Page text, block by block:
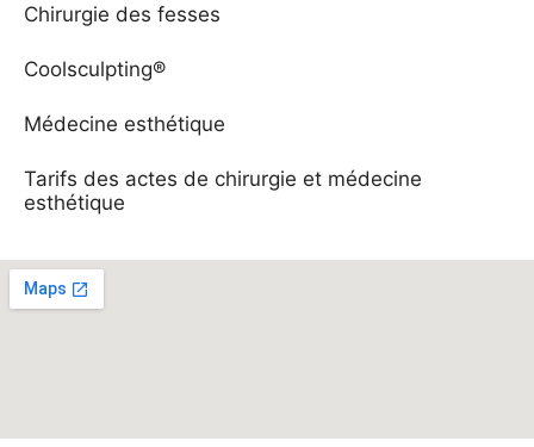
Chirurgie des fesses
Coolsculpting®
Médecine esthétique
Tarifs des actes de chirurgie et médecine
esthétique